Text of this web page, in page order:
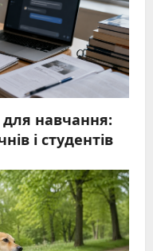
навчання:
і студентів